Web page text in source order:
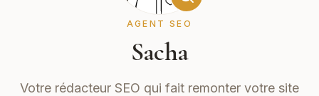
AGENT SEO
Sacha
Votre rédacteur SEO qui fait remonter votre site